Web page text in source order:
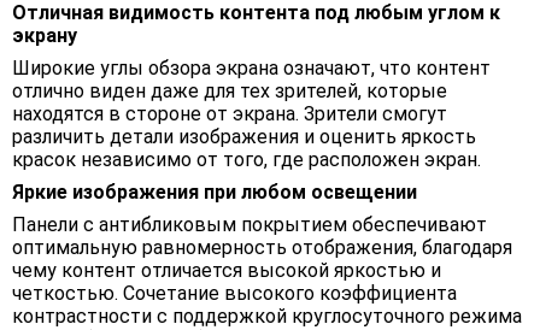
Отличная видимость контента под любым углом к
экрану
Широкие углы обзора экрана означают, что контент
отлично виден даже для тех зрителей, которые
находятся в стороне от экрана. Зрители смогут
различить детали изображения и оценить яркость
красок независимо от того, где расположен экран.
Яркие изображения при любом освещении
Панели с антибликовым покрытием обеспечивают
оптимальную равномерность отображения, благодаря
чему контент отличается высокой яркостью и
четкостью. Сочетание высокого коэффициента
контрастности с поддержкой круглосуточного режима